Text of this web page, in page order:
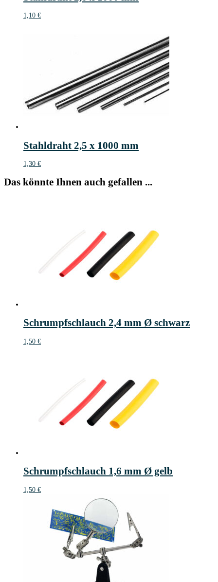
1,10 €
Stahldraht 2,5 x 1000 mm
1,30 €
Das könnte Ihnen auch gefallen ...
Schrumpfschlauch 2,4 mm Ø schwarz
1,50 €
Schrumpfschlauch 1,6 mm Ø gelb
1,50 €